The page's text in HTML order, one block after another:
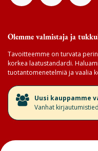
Olemme valmistaja ja
Tavoitteemme on turvata
korkea laatustandardi.
tuotantomenetelmiä ja vaalia
​Uusi kauppamme
Vanhat